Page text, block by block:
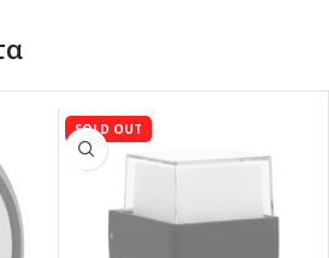
SOLD OUT